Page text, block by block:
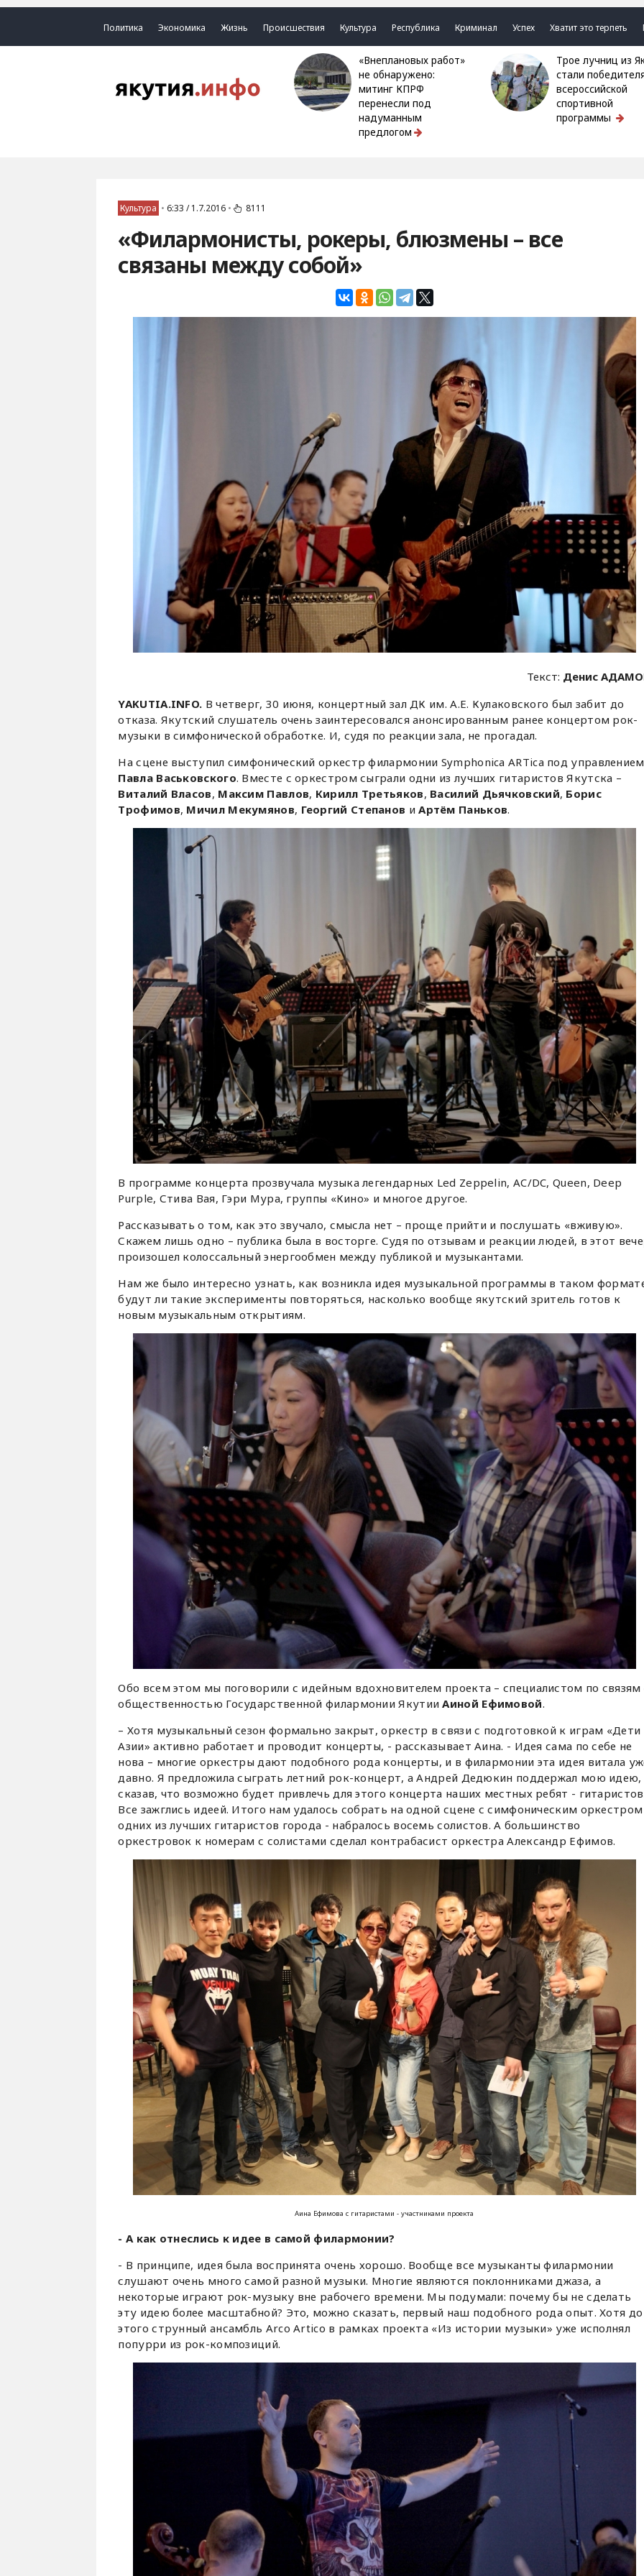
Политика Экономика Жизнь Происшествия Культура Республика Криминал Успех Хватит это терпеть
«Внеплановых работ»
не обнаружено:
митинг КПРФ
перенесли под
надуманным
предлогом
Трое лучниц из Якутии
стали
всероссийской
спортивной
программы
Культура • 6:33 / 1.7.2016 • 8111
«Филармонисты, рокеры, блюзмены – все
связаны между собой»
Текст: Денис
YAKUTIA.INFO. В четверг, 30 июня, концертный зал ДК им. А.Е. Кулаковского был забит до
отказа. Якутский слушатель очень заинтересовался анонсированным ранее концертом рок-
музыки в симфонической обработке. И, судя по реакции зала, не прогадал.
На сцене выступил симфонический оркестр филармонии Symphonica ARTica под управлением
Павла Васьковского. Вместе с оркестром сыграли одни из лучших гитаристов Якутска –
Виталий Власов, Максим Павлов, Кирилл Третьяков, Василий Дьячковский, Борис
Трофимов, Мичил Мекумянов, Георгий Степанов иАртём Паньков.
В программе концерта прозвучала музыка легендарных Led Zeppelin, AC/DC, Queen, Deep
Purple, Стива Вая, Гэри Мура, группы «Кино» и многое другое.
Рассказывать о том, как это звучало, смысла нет – проще прийти и послушать «вживую».
Скажем лишь одно – публика была в восторге. Судя по отзывам и реакции людей, в этот
произошел колоссальный энергообмен между публикой и музыкантами.
Нам же было интересно узнать, как возникла идея музыкальной программы в таком
будут ли такие эксперименты повторяться, насколько вообще якутский зритель готов к
новым музыкальным открытиям.
Обо всем этом мы поговорили с идейным вдохновителем проекта – специалистом по связям
общественностью Государственной филармонии ЯкутииАиной Ефимовой.
– Хотя музыкальный сезон формально закрыт, оркестр в связи с подготовкой к играм «Дети
Азии» активно работает и проводит концерты, - рассказывает Аина. - Идея сама по себе не
нова – многие оркестры дают подобного рода концерты, и в филармонии эта идея витала
давно. Я предложила сыграть летний рок-концерт, а Андрей Дедюкин поддержал мою идею,
сказав, что возможно будет привлечь для этого концерта наших местных ребят -
Все зажглись идеей. Итого нам удалось собрать на одной сцене с симфоническим оркестром
одних из лучших гитаристов города - набралось восемь солистов. А большинство
оркестровок к номерам с солистами сделал контрабасист оркестра Александр Ефимов.
Аина Ефимова с гитаристами - участниками проекта
- А как отнеслись к идее в самой филармонии?
- В принципе, идея была воспринята очень хорошо. Вообще все музыканты филармонии
слушают очень много самой разной музыки. Многие являются поклонниками джаза, а
некоторые играют рок-музыку вне рабочего времени. Мы подумали: почему бы не сделать
эту идею более масштабной? Это, можно сказать, первый наш подобного рода опыт. Хотя до
этого струнный ансамбль Arco Articо в рамках проекта «Из истории музыки» уже исполнял
попурри из рок-композиций.